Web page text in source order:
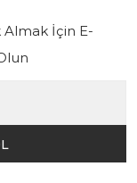
İçin E-